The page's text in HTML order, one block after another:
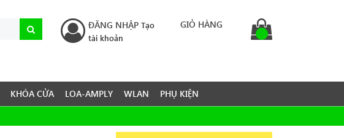
ĐĂNG NHẬP Tạo
tài khoản
GIỎ HÀNG
KHÓA CỬA LOA-AMPLY WLAN PHỤ KIỆN